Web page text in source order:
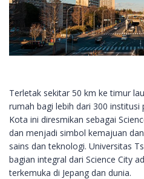
Terletak sekitar 50 km ke timur
rumah bagi lebih dari 300 institusi
Kota ini diresmikan sebagai
dan menjadi simbol kemajuan
sains dan teknologi. Universitas
bagian integral dari Science City
terkemuka di Jepang dan dunia.